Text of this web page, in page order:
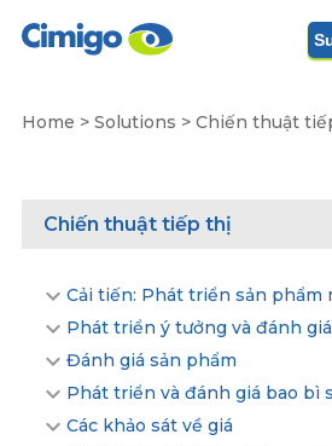
Home > Solutions > Chiến thuật
Chiến thuật tiếp thị
Cải tiến: Phát triển sản phẩm
Phát triển ý tưởng và đánh
Đánh giá sản phẩm
Phát triển và đánh giá bao bì
Các khảo sát về giá